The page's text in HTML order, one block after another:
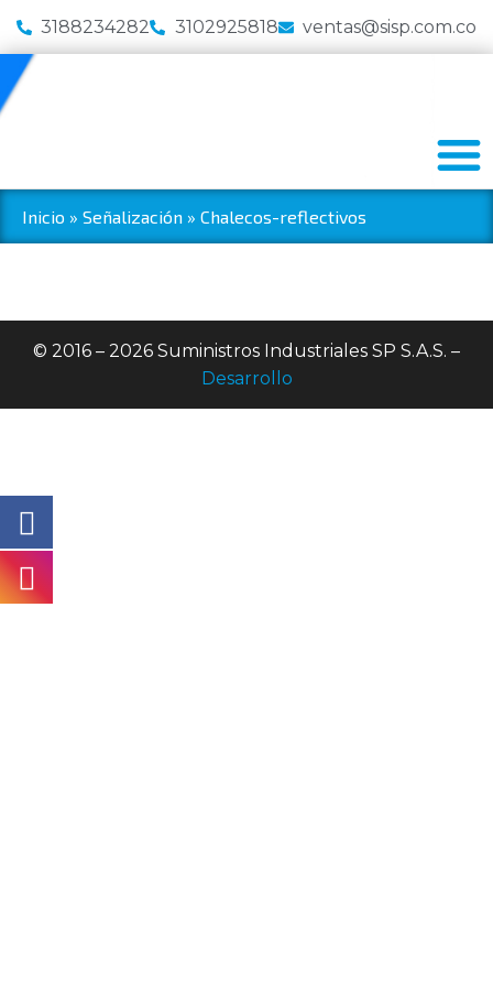
3188234282 3102925818 ventas@sisp.com.co
Inicio » Señalización » Chalecos-reflectivos
© 2016 – 2026 Suministros Industriales SP S.A.S. –
Desarrollo